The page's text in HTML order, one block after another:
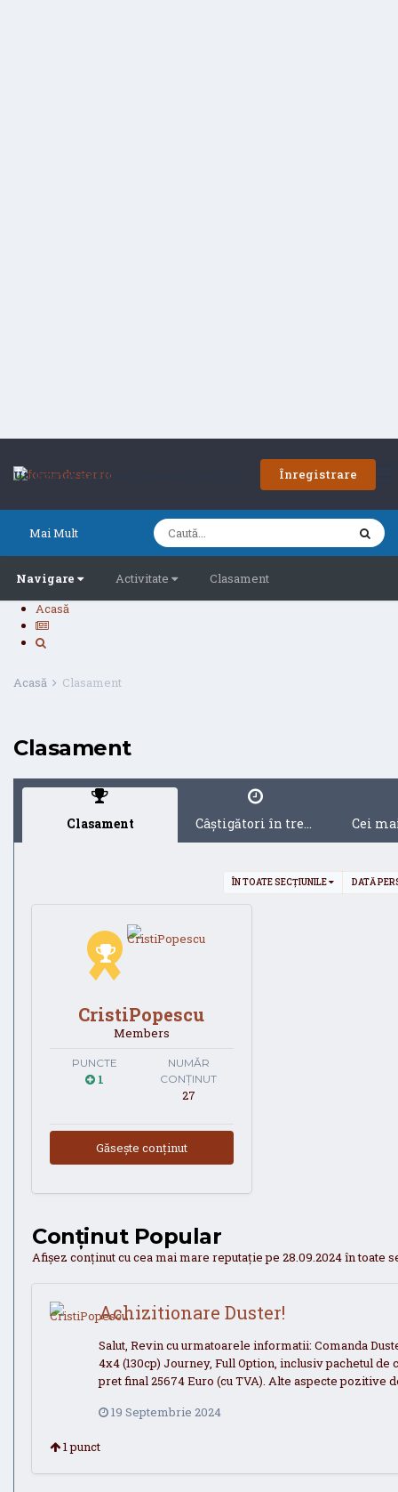
Utilizator existent? Autentifică-te Înregistrare
Mai Mult
Navigare Activitate
Clasament
Acasă
Acasă Clasament
Clasament
Clasament Câştigători în trecut
ÎN TOATE SECȚIUNILE DATĂ
CristiPopescu
Members
PUNCTE
1
NUMĂR
CONȚINUT
27
Găsește conținut
Conținut Popular
Afișez conținut cu cea mai mare reputație pe 28.09.2024 în toate
Achizitionare Duster!
Salut, Revin cu urmatoarele informatii: Comanda
4x4 (130cp) Journey, Full Option, inclusiv pachetul de
pret final 25674 Euro (cu TVA). Alte aspecte pozitive
19 Septembrie 2024
1punct